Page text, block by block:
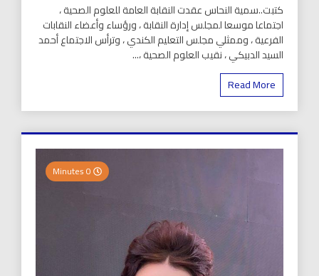
كتبت..سمية النحاس عقدت النقابة العامة للعلوم الصحية ،
اجتماعا موسعا لمجلس إدارة النقابة ، ورؤساء وأعضاء النقابات
الفرعية ، وممثلي مجلس التعليم الكندي ، وترأس الاجتماع أحمد
السيد الدبيكي ، نقيب العلوم الصحية ،...
Read More